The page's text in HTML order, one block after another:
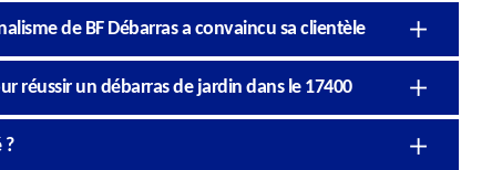
de BF Débarras a convaincu sa clientèle
réussir un débarras de jardin dans le 17400
?